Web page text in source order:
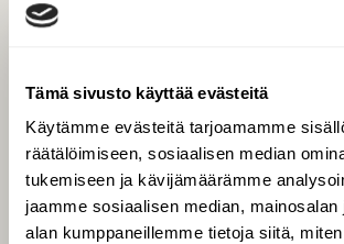
Tämä sivusto käyttää evästeitä
Käytämme evästeitä tarjoamamme
räätälöimiseen, sosiaalisen median
tukemiseen ja kävijämäärämme
jaamme sosiaalisen median,
alan kumppaneillemme tietoja siitä,
Uusin lehti
Tilaa
Tilaa
Äänestä
Tilaa